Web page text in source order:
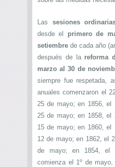
Las sesiones
desde el primero de
setiembre de cada año
después de la reforma
marzo al 30 de
siempre fue respetada,
anuales comenzaron el
25 de mayo; en 1856, el
25 de mayo; en 1858, el
15 de mayo; en 1860, el
12 de mayo; en 1862, el
de mayo; en 1854, el
comienza el 1º de